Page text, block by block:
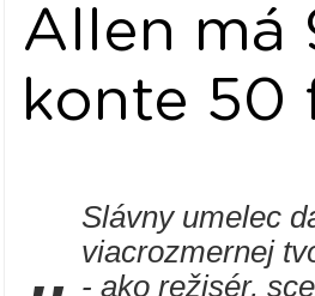
Allen má
konte 50
Slávny umelec
viacrozmernej
- ako režisér,